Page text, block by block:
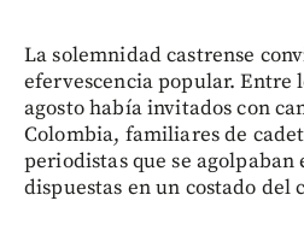
La solemnidad castrense
efervescencia popular. Entre
agosto había invitados con
Colombia, familiares de
periodistas que se agolpaban
dispuestas en un costado del